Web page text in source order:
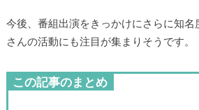
今後、番組出演をきっかけにさらに知名
さんの活動にも注目が集まりそうです。
この記事のまとめ